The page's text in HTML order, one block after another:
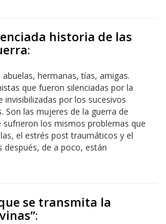
historia de las
:
hermanas, tías, amigas.
que fueron silenciadas por la
por los sucesivos
Son las mujeres de la guerra de
sufrieron los mismos problemas que
el estrés post traumáticos y el
después, de a poco, están
se transmita la
: